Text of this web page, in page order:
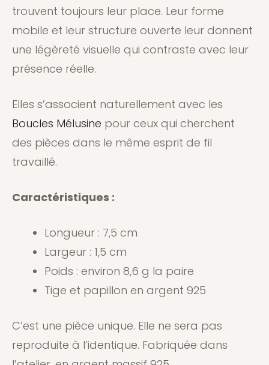
trouvent toujours leur place. Leur forme
mobile et leur structure ouverte leur donnent
une légèreté visuelle qui contraste avec leur
présence réelle.
Elles s’associent naturellement avec les
Boucles Mélusine pour ceux qui cherchent
des pièces dans le même esprit de fil
travaillé.
Caractéristiques :
Longueur : 7,5 cm
Largeur : 1,5 cm
Poids : environ 8,6 g la paire
Tige et papillon en argent 925
C’est une pièce unique. Elle ne sera pas
reproduite à l’identique. Fabriquée dans